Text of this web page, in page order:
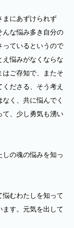
にあずけられず
んな悩み多き自分の
っているというので
悩みがなくならな
はご存知で、またそ
ださる、そう考え
く、共に悩んでく
て、少し勇気も湧い
の魂の悩みを知っ
むわたしを知って
ます。元気を出して